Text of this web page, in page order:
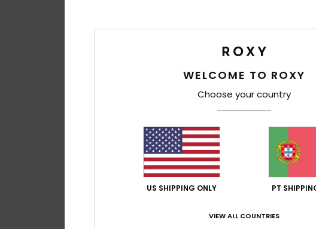
Viva Jelly
Chinelos Branco Mulher
22,00 €
WELCOME TO ROXY
Choose your country
US SHIPPING ONLY PT
VIEW ALL COUNTRIES